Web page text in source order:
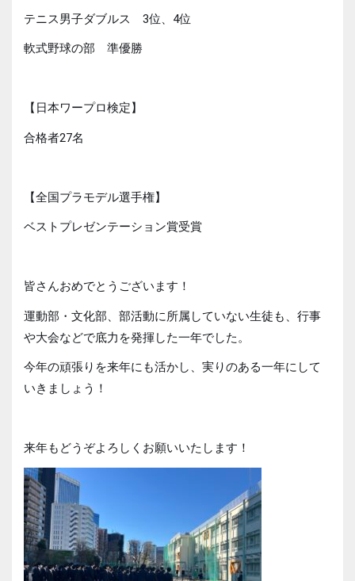
テニス男子ダブルス 3位、4位
軟式野球の部 準優勝
【日本ワープロ検定】
合格者27名
【全国プラモデル選手権】
ベストプレゼンテーション賞受賞
皆さんおめでとうございます！
運動部・文化部、部活動に所属していない生徒も、行事
や大会などで底力を発揮した一年でした。
今年の頑張りを来年にも活かし、実りのある一年にして
いきましょう！
来年もどうぞよろしくお願いいたします！